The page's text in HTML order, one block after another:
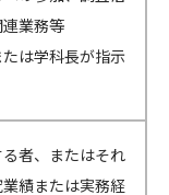
業務等
は学科長が指示
者、またはそれ
績または実務経